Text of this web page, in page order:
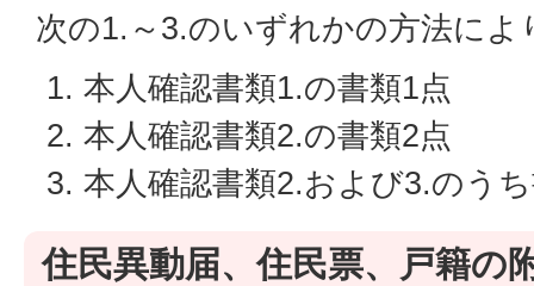
次の1.～3.のいずれかの方法によ
本人確認書類1.の書類1点
本人確認書類2.の書類2点
本人確認書類2.および3.のう
住民異動届、住民票、戸籍の